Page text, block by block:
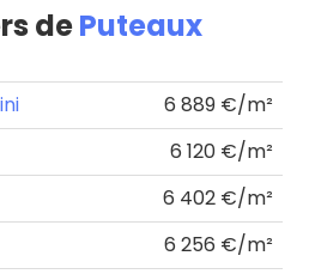
dePuteaux
6 889 €/m²
6 120 €/m²
6 402 €/m²
6 256 €/m²